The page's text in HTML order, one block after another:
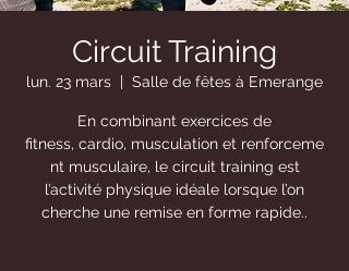
Circuit Training
lun. 23 mars
  |
Salle de fêtes à Emerange
En combinant exercices de
fitness, cardio, musculation et renforceme
nt musculaire, le circuit training est
l’activité physique idéale lorsque l’on
cherche une remise en forme rapide..